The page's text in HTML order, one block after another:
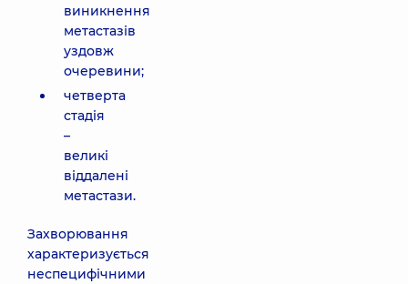
виникнення
метастазів
уздовж
очеревини;
четверта
стадія
–
великі
віддалені
метастази.
Захворювання
характеризується
неспецифічними